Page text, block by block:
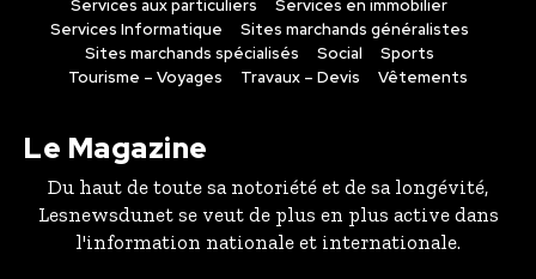
Services aux particuliers
Services en immobilier
Services Informatique
Sites marchands généralistes
Sites marchands spécialisés
Social
Sports
Tourisme – Voyages
Travaux – Devis Vêtements
Le Magazine
Du haut de toute sa notoriété et de sa longévité,
Lesnewsdunet se veut de plus en plus active dans
l'information nationale et internationale.